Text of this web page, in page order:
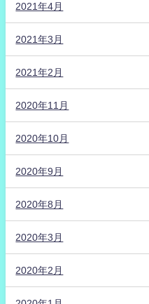
2021年4月
2021年3月
2021年2月
2020年11月
2020年10月
2020年9月
2020年8月
2020年3月
2020年2月